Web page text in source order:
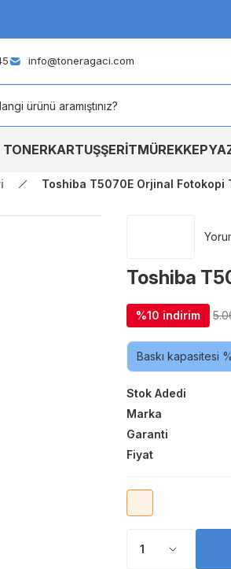
info@toneragaci.com
TONERKARTUŞŞERİTMÜREKKEP
Toshiba T5070E Orjinal Fotokopi
Toshiba
%10 indirim
Baskı kapasitesi
Stok Adedi
Marka
Garanti
Fiyat